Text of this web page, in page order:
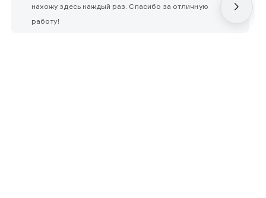
нахожу здесь каждый раз. Спасибо за отличную
работу!